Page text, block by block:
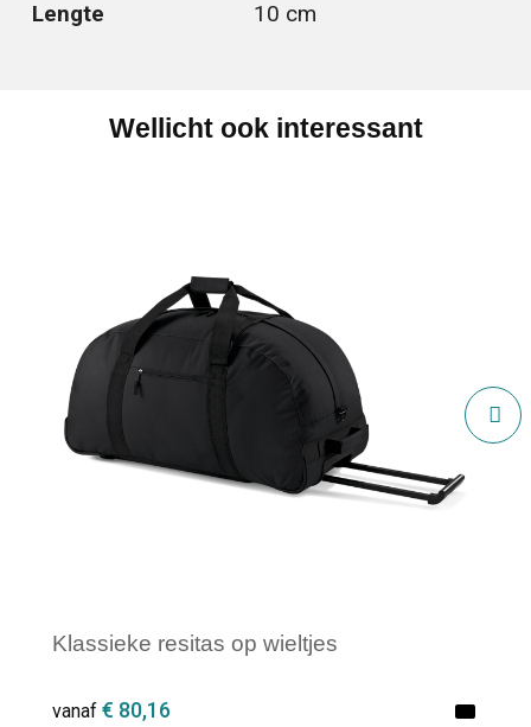
Lengte 10 cm
Wellicht ook interessant
Klassieke resitas op wieltjes
vanaf € 80,16